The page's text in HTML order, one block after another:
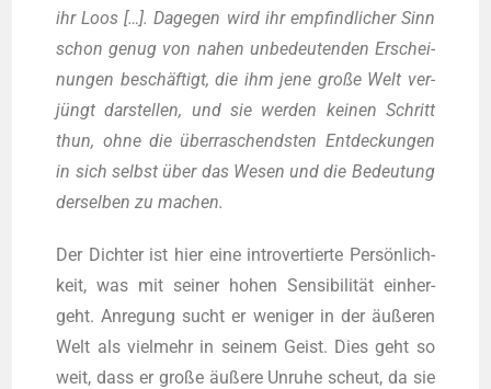
ihr Loos […]. Dage­gen wird ihr emp­find­li­cher Sinn
schon genug von nahen unbe­deu­ten­den Erschei­
nun­gen beschäf­tigt, die ihm jene gro­ße Welt ver­
jüngt dar­stel­len, und sie wer­den kei­nen Schritt
thun, ohne die über­ra­schends­ten Ent­de­ckun­gen
in sich selbst über das Wesen und die Bedeu­tung
der­sel­ben zu machen.
Der Dich­ter ist hier eine intro­ver­tier­te Per­sön­lich­
keit, was mit sei­ner hohen Sen­si­bi­li­tät ein­her­
geht. Anre­gung sucht er weni­ger in der äuße­ren
Welt als viel­mehr in sei­nem Geist. Dies geht so
weit, dass er gro­ße äuße­re Unru­he scheut, da sie